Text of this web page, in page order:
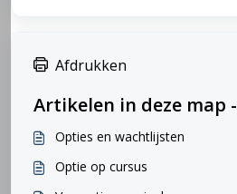
Afdrukken
Artikelen in deze map -
Opties en wachtlijsten
Optie op cursus